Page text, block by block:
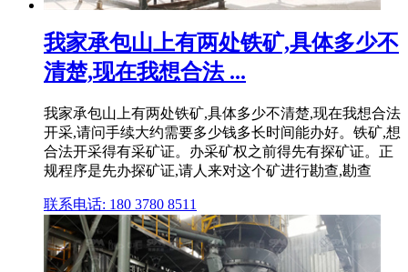
我家承包山上有两处铁矿,具体多少不
清楚,现在我想合法 ...
我家承包山上有两处铁矿,具体多少不清楚,现在我想合法
开采,请问手续大约需要多少钱多长时间能办好。铁矿,想
合法开采得有采矿证。办采矿权之前得先有探矿证。正
规程序是先办探矿证,请人来对这个矿进行勘查,勘查
联系电话: 180 3780 8511